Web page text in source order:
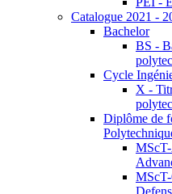
Catalogue 2021 -
Bachelor
BS -
Cycle
X -
Diplôme de